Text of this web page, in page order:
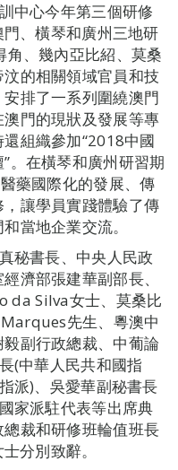
中心今年第三個研修
、橫琴和廣州三地研
、幾內亞比紹、莫桑
的相關領域官員和技
排了一系列圍繞澳門
門的現狀及發展等專
組織參加“2018中國
。在橫琴和廣州研習期
藥國際化的發展、傳
讓學員實踐體驗了傳
當地企業交流。
秘書長、中央人民政
濟部張建華副部長、
da Silva女士、莫桑比
先生、粵澳中
副行政總裁、中葡論
(中華人民共和國指
派)、吳愛華副秘書長
家派駐代表等出席典
裁和研修班輪值班長
分別致辭。